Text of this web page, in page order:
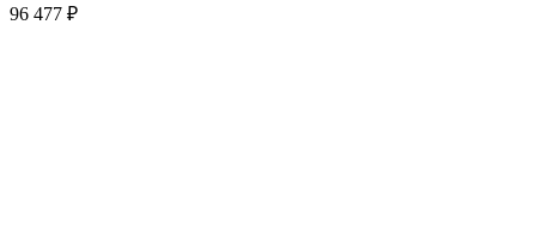
96 477 ₽